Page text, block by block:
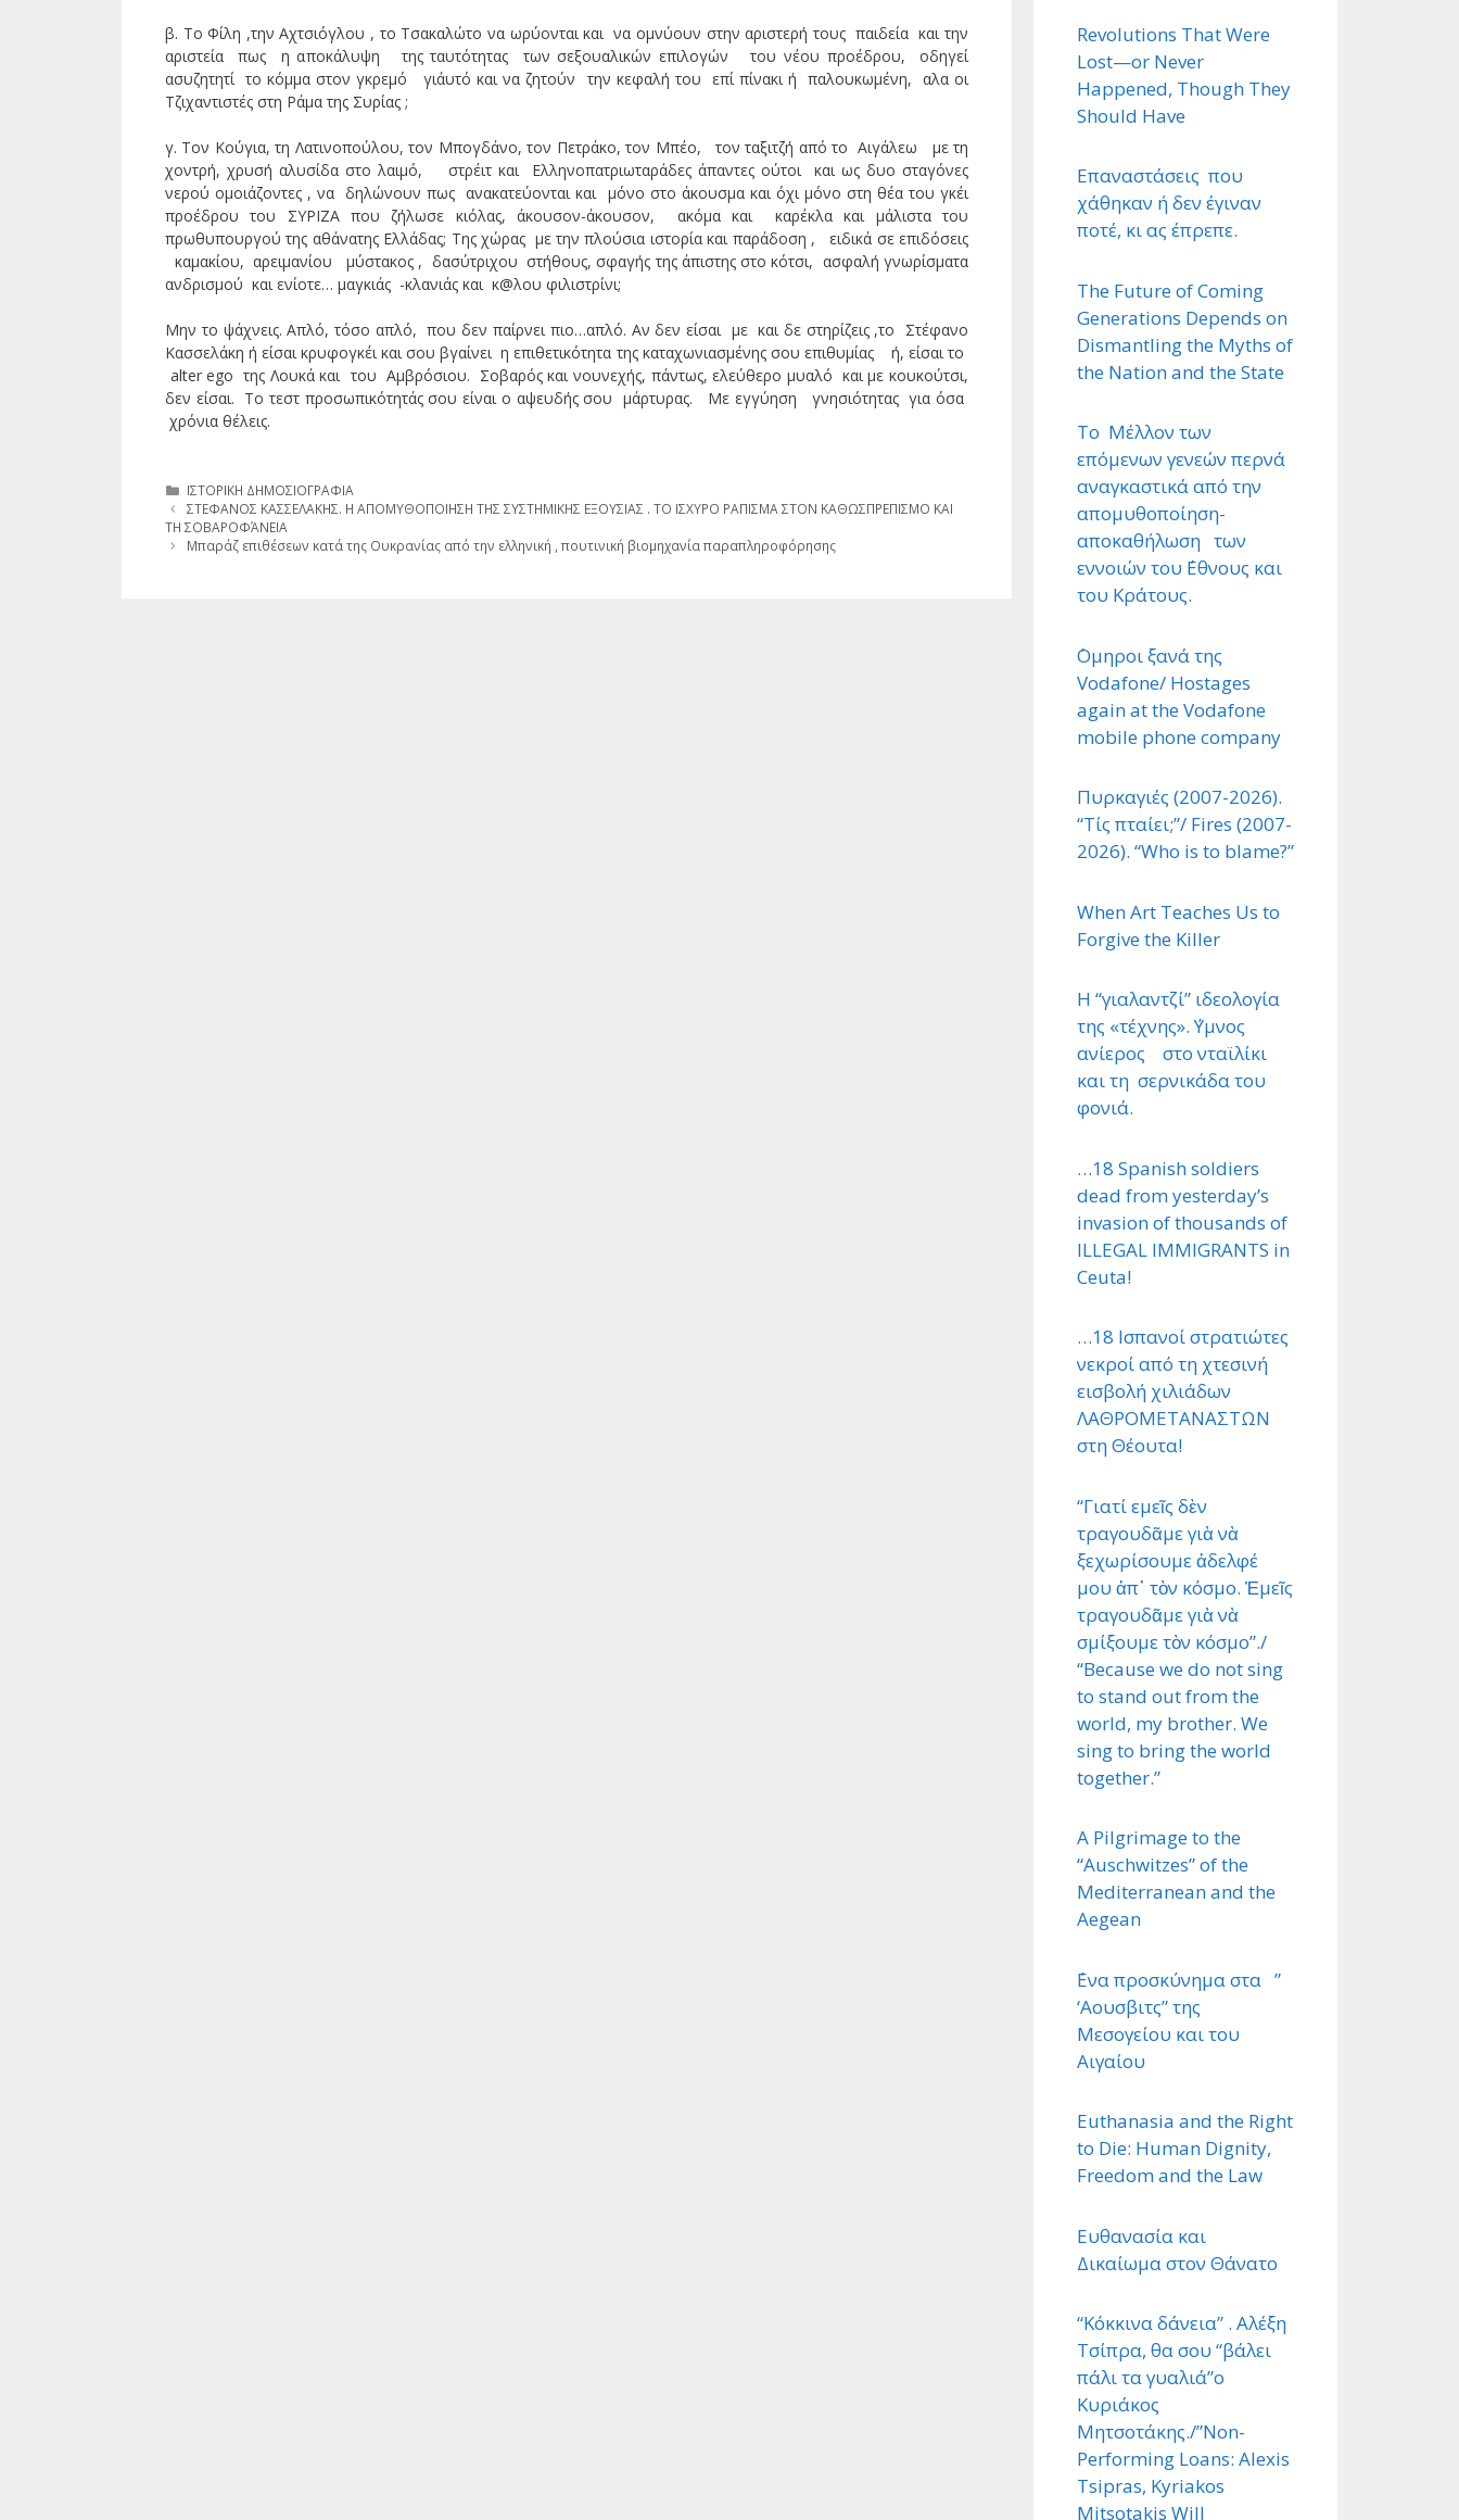
β. Το Φίλη ,την Αχτσιόγλου , το Τσακαλώτο να ωρύονται και να ομνύουν στην αριστερή τους παιδεία και την
αριστεία πως η αποκάλυψη της ταυτότητας των σεξουαλικών επιλογών του νέου προέδρου, οδηγεί
ασυζητητί το κόμμα στον γκρεμό γι΄αυτό και να ζητούν την κεφαλή του επί πίνακι ή παλουκωμένη, αλα οι
Τζιχαντιστές στη Ράμα της Συρίας ;
γ. Τον Κούγια, τη Λατινοπούλου, τον Μπογδάνο, τον Πετράκο, τον Μπέο, τον ταξιτζή από το Αιγάλεω με τη
χοντρή, χρυσή αλυσίδα στο λαιμό, στρέιτ και Ελληνοπατριωταράδες άπαντες ούτοι και ως δυο σταγόνες
νερού ομοιάζοντες , να δηλώνουν πως ανακατεύονται και μόνο στο άκουσμα και όχι μόνο στη θέα του γκέι
προέδρου του ΣΥΡΙΖΑ που ζήλωσε κιόλας, άκουσον-άκουσον, ακόμα και καρέκλα και μάλιστα του
πρωθυπουργού της αθάνατης Ελλάδας; Της χώρας με την πλούσια ιστορία και παράδοση , ειδικά σε επιδόσεις
καμακίου, αρειμανίου μύστακος , δασύτριχου στήθους, σφαγής της άπιστης στο κότσι, ασφαλή γνωρίσματα
ανδρισμού και ενίοτε… μαγκιάς -κλανιάς και κ@λου φιλιστρίνι;
Μην το ψάχνεις. Απλό, τόσο απλό, που δεν παίρνει πιο…απλό. Αν δεν είσαι με και δε στηρίζεις ,το Στέφανο
Κασσελάκη ή είσαι κρυφογκέι και σου βγαίνει η επιθετικότητα της καταχωνιασμένης σου επιθυμίας ή, είσαι το
alter ego της Λουκά και του Αμβρόσιου. Σοβαρός και νουνεχής, πάντως, ελεύθερο μυαλό και με κουκούτσι,
δεν είσαι. Το τεστ προσωπικότητάς σου είναι ο αψευδής σου μάρτυρας. Με εγγύηση γνησιότητας για όσα
χρόνια θέλεις.
Κατηγορίες
ΙΣΤΟΡΙΚΗ ΔΗΜΟΣΙΟΓΡΑΦΙΑ
ΣΤΕΦΑΝΟΣ ΚΑΣΣΕΛΑΚΗΣ. Η ΑΠΟΜΥΘΟΠΟΙΗΣΗ ΤΗΣ ΣΥΣΤΗΜΙΚΗΣ ΕΞΟΥΣΙΑΣ . ΤΟ ΙΣΧΥΡΟ ΡΑΠΙΣΜΑ ΣΤΟΝ ΚΑΘΩΣΠΡΕΠΙΣΜΟ ΚΑΙ
ΤΗ ΣΟΒΑΡΟΦΆΝΕΙΑ
Μπαράζ επιθέσεων κατά της Ουκρανίας από την ελληνική , πουτινική βιομηχανία παραπληροφόρησης
Revolutions That Were
Lost—or Never
Happened, Though They
Should Have
Επαναστάσεις που
χάθηκαν ή δεν έγιναν
ποτέ, κι ας έπρεπε.
The Future of Coming
Generations Depends on
Dismantling the Myths of
the Nation and the State
Το Μέλλον των
επόμενων γενεών περνά
αναγκαστικά από την
απομυθοποίηση-
αποκαθήλωση των
εννοιών του ΄Εθνους και
του Κράτους.
΄Ομηροι ξανά της
Vodafone/ Hostages
again at the Vodafone
mobile phone company
Πυρκαγιές (2007-2026).
“Τίς πταίει;”/ Fires (2007-
2026). “Who is to blame?”
When Art Teaches Us to
Forgive the Killer
Η “γιαλαντζί” ιδεολογία
της «τέχνης». ΄Υμνος
ανίερος στο νταϊλίκι
και τη σερνικάδα του
φονιά.
…18 Spanish soldiers
dead from yesterday’s
invasion of thousands of
ILLEGAL IMMIGRANTS in
Ceuta!
…18 Ισπανοί στρατιώτες
νεκροί από τη χτεσινή
εισβολή χιλιάδων
ΛΑΘΡΟΜΕΤΑΝΑΣΤΩΝ
στη Θέουτα!
“Γιατί εμεῖς δὲν
τραγουδᾶμε γιὰ νὰ
ξεχωρίσουμε ἀδελφέ
μου ἀπ᾿ τὸν κόσμο. Ἐμεῖς
τραγουδᾶμε γιὰ νὰ
σμίξουμε τὸν κόσμο”./
“Because we do not sing
to stand out from the
world, my brother. We
sing to bring the world
together.”
A Pilgrimage to the
“Auschwitzes” of the
Mediterranean and the
Aegean
΄Ενα προσκύνημα στα ”
‘Αουσβιτς” της
Μεσογείου και του
Αιγαίου
Euthanasia and the Right
to Die: Human Dignity,
Freedom and the Law
Ευθανασία και
Δικαίωμα στον Θάνατο
“Κόκκινα δάνεια” . Αλέξη
Τσίπρα, θα σου “βάλει
πάλι τα γυαλιά”ο
Κυριάκος
Μητσοτάκης./”Non-
Performing Loans: Alexis
Tsipras, Kyriakos
Mitsotakis Will